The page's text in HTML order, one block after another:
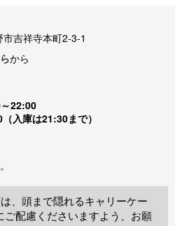
吉祥寺本町2-3-1
から
22:00
入庫は21:30まで）
、頭まで隠れるキャリーケー
ご配慮くださいますよう、お願